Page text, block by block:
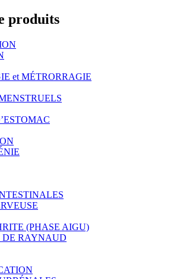
produits
et MÉTRORRAGIE
(PHASE AIGU)
DE RAYNAUD